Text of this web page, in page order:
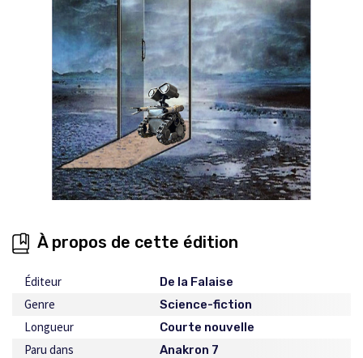
À propos de cette édition
Éditeur De la Falaise
Genre Science-fiction
Longueur Courte nouvelle
Paru dans Anakron 7